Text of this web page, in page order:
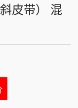
皮带） 混